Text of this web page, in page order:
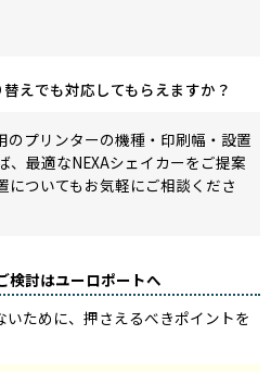
えでも対応してもらえますか？
のプリンターの機種・印刷幅・設置
、最適なNEXAシェイカーをご提案
についてもお気軽にご相談くださ
検討はユーロポートへ
ために、押さえるべきポイントを